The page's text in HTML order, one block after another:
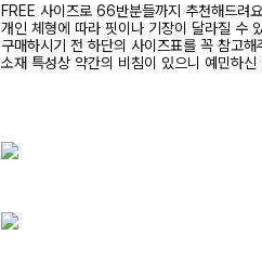
FREE 사이즈로 66반분들까지 추천해드려요
개인 체형에 따라 핏이나 기장이 달라질 수
구매하시기 전 하단의 사이즈표를 꼭 참고해
소재 특성상 약간의 비침이 있으니 예민하